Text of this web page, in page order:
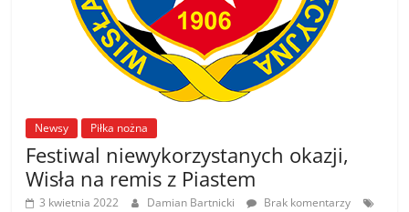
Newsy Piłka nożna
Festiwal niewykorzystanych okazji,
Wisła na remis z Piastem
3 kwietnia 2022 Damian Bartnicki
Brak komentarzy